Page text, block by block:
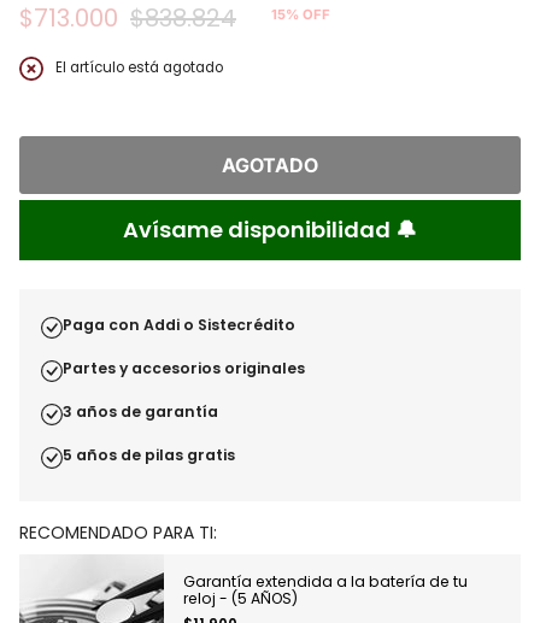
$713.000
Precio
regular
$838.824 15% OFF
El artículo está agotado
AGOTADO
Avísame disponibilidad 🔔
Paga con Addi o Sistecrédito
Partes y accesorios originales
3 años de garantía
5 años de pilas gratis
RECOMENDADO PARA TI:
Garantía extendida a la batería de tu
reloj - (5 AÑOS)